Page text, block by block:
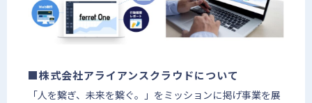
■株式会社アライアンスクラウドについて
「人を繋ぎ、未来を繋ぐ。」をミッションに掲げ事業を展